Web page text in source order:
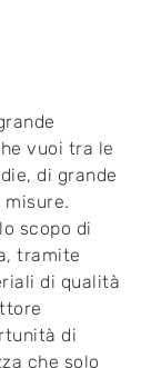
vuoi tra le
di grande
scopo di
tramite
di qualità
di
che solo